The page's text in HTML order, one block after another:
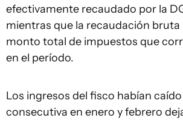
efectivamente recaudado por la
mientras que la recaudación bruta
monto total de impuestos que
en el período.
Los ingresos del fisco habían
consecutiva en enero y febrero